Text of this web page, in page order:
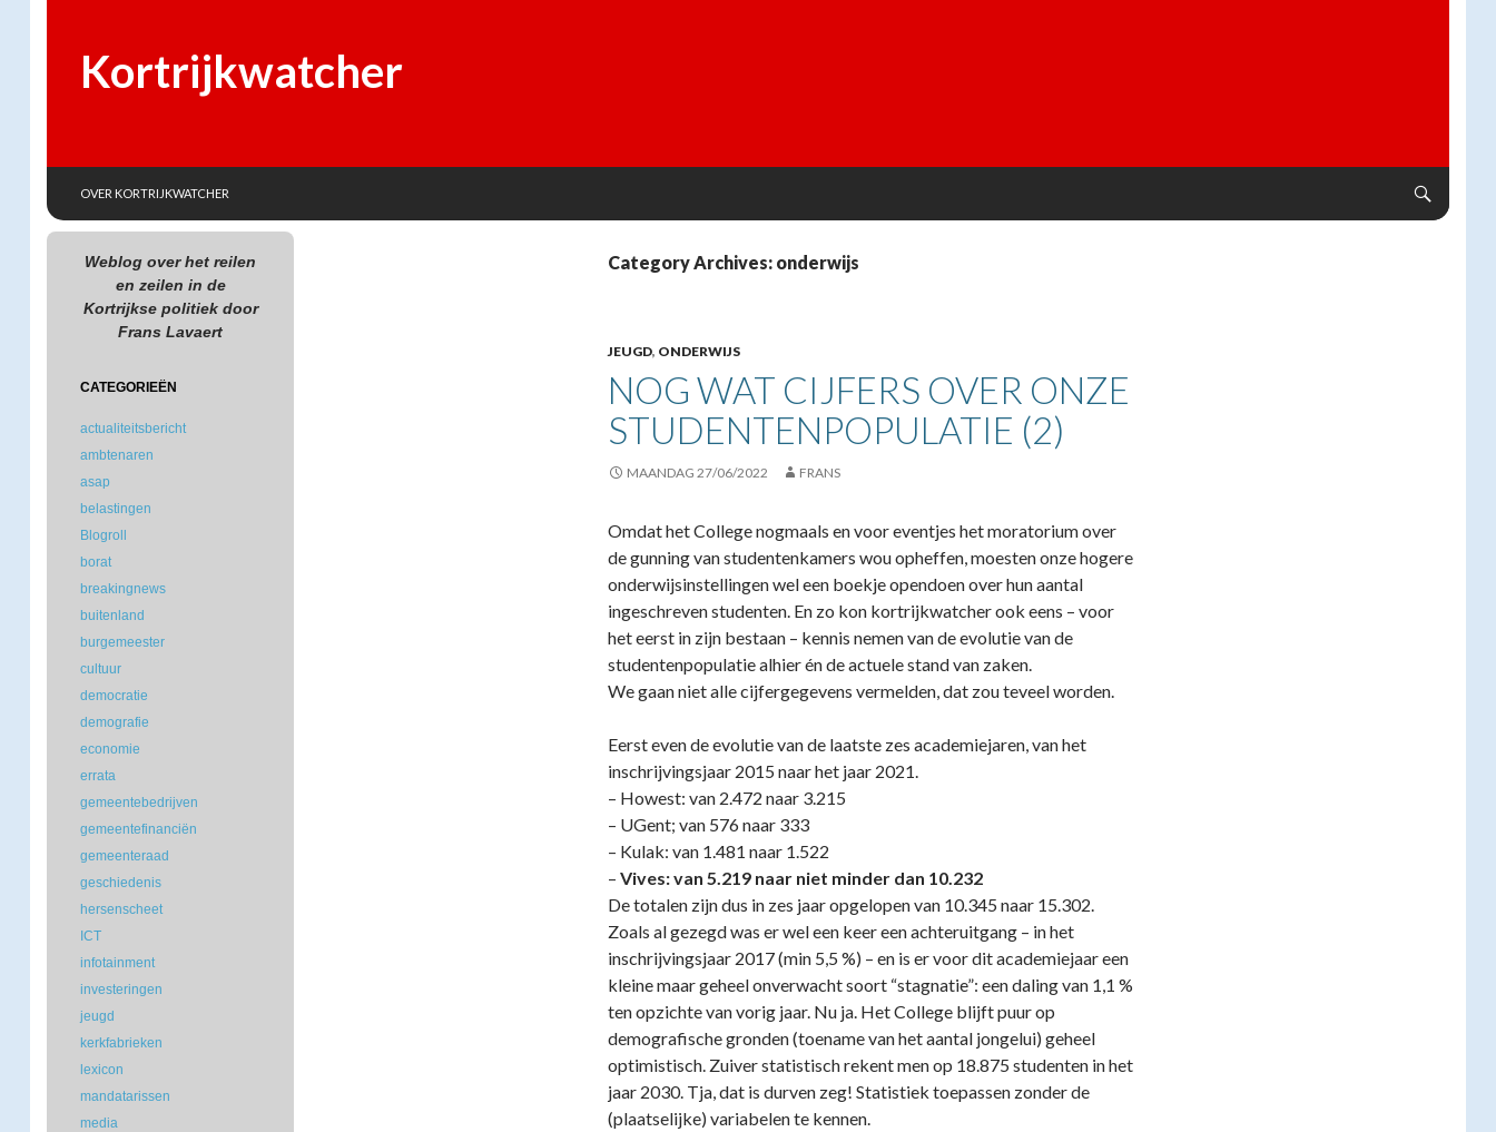
Kortrijkwatcher
OVER KORTRIJKWATCHER
Category Archives: onderwijs
JEUGD, ONDERWIJS
NOG WAT CIJFERS OVER ONZE
STUDENTENPOPULATIE (2)
MAANDAG 27/06/2022 FRANS
Omdat het College nogmaals en voor eventjes het moratorium over
de gunning van studentenkamers wou opheffen, moesten onze hogere
onderwijsinstellingen wel een boekje opendoen over hun aantal
ingeschreven studenten. En zo kon kortrijkwatcher ook eens – voor
het eerst in zijn bestaan – kennis nemen van de evolutie van de
studentenpopulatie alhier én de actuele stand van zaken.
We gaan niet alle cijfergegevens vermelden, dat zou teveel worden.
Eerst even de evolutie van de laatste zes academiejaren, van het
inschrijvingsjaar 2015 naar het jaar 2021.
– Howest: van 2.472 naar 3.215
– UGent; van 576 naar 333
– Kulak: van 1.481 naar 1.522
– Vives: van 5.219 naar niet minder dan 10.232
De totalen zijn dus in zes jaar opgelopen van 10.345 naar 15.302.
Zoals al gezegd was er wel een keer een achteruitgang – in het
inschrijvingsjaar 2017 (min 5,5 %) – en is er voor dit academiejaar een
kleine maar geheel onverwacht soort “stagnatie”: een daling van 1,1 %
ten opzichte van vorig jaar. Nu ja. Het College blijft puur op
demografische gronden (toename van het aantal jongelui) geheel
optimistisch. Zuiver statistisch rekent men op 18.875 studenten in het
jaar 2030. Tja, dat is durven zeg! Statistiek toepassen zonder de
(plaatselijke) variabelen te kennen.
Weblog over het reilen
en zeilen in de
Kortrijkse politiek door
Frans Lavaert
CATEGORIEËN
actualiteitsbericht
ambtenaren
asap
belastingen
Blogroll
borat
breakingnews
buitenland
burgemeester
cultuur
democratie
demografie
economie
errata
gemeentebedrijven
gemeentefinanciën
gemeenteraad
geschiedenis
hersenscheet
ICT
infotainment
investeringen
jeugd
kerkfabrieken
lexicon
mandatarissen
media